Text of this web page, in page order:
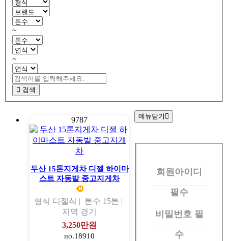
~
~
검색
9787
두산 15톤지게차 디젤 하이마
스트 자동발 중고지게차
형식 디젤식 | 톤수 15톤 |
지역 경기
3,250만원
no.18910
메뉴닫기
회
회원아이디
필수
비밀번호 필
수